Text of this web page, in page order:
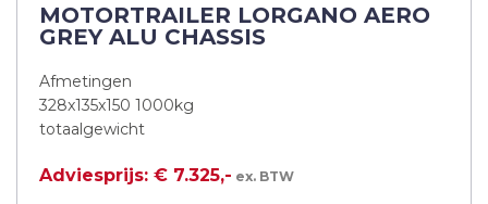
MOTORTRAILER LORGANO AERO
GREY ALU CHASSIS
Afmetingen
328x135x150 1000kg
totaalgewicht
Adviesprijs: € 7.325,- ex. BTW